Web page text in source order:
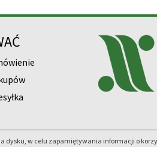
dysku, w celu zapamiętywania informacji o